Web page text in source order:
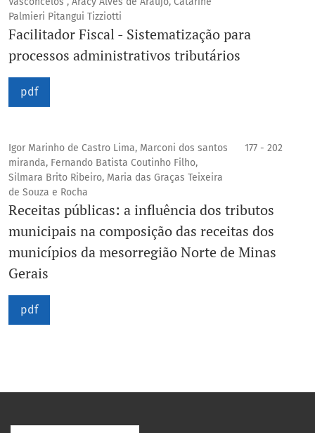
Palmieri Pitangui Tizziotti
Facilitador Fiscal - Sistematização para
processos administrativos tributários
pdf
Igor Marinho de Castro Lima, Marconi dos santos
miranda, Fernando Batista Coutinho Filho,
Silmara Brito Ribeiro, Maria das Graças Teixeira
de Souza e Rocha
177 - 202
Receitas públicas: a influência dos tributos
municipais na composição das receitas dos
municípios da mesorregião Norte de Minas
Gerais
pdf